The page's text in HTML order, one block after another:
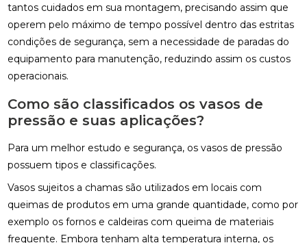
tantos cuidados em sua montagem, precisando assim que
operem pelo máximo de tempo possível dentro das estritas
condições de segurança, sem a necessidade de paradas do
equipamento para manutenção, reduzindo assim os custos
operacionais.
Como são classificados os vasos de
pressão e suas aplicações?
Para um melhor estudo e segurança, os vasos de pressão
possuem tipos e classificações.
Vasos sujeitos a chamas são utilizados em locais com
queimas de produtos em uma grande quantidade, como por
exemplo os fornos e caldeiras com queima de materiais
frequente. Embora tenham alta temperatura interna, os